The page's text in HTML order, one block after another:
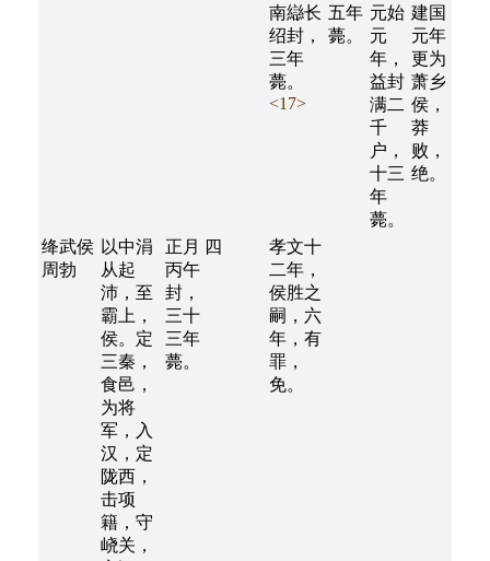
南䜌长
绍封，
三年
薨。
<17>
五年
薨。
元始
元
年，
益封
满二
千
户，
十三
年
薨。
建国
元年
更为
萧乡
侯，
莽
败，
绝。
绛武侯
周勃
以中涓
从起
沛，至
霸上，
侯。定
三秦，
食邑，
为将
军，入
汉，定
陇西，
击项
籍，守
峣关，
正月
丙午
封，
三十
三年
薨。
四
孝文十
二年，
侯胜之
嗣，六
年，有
罪，
免。